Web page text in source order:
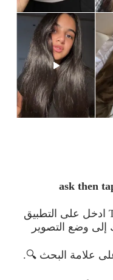
ادخل على التطبيق
وضع التصوير
علامة البحث 🔍
.